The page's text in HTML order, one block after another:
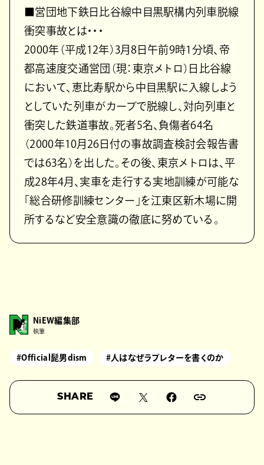
■営団地下鉄日比谷線中目黒駅構内列車脱線
衝突事故とは・・・
2000年（平成12年）3月8日午前9時1分頃、帝
都高速度交通営団（現：東京メトロ）日比谷線
において、恵比寿駅から中目黒駅に入線しよう
としていた列車がカーブで脱線し、対向列車と
衝突した鉄道事故。死者5名、負傷者64名
（2000年10月26日付の事故調査検討会報告書
では63名）を出した。その後、東京メトロは、平
成28年4月、実車を走行する実地訓練が可能な
「総合研修訓練センター」を江東区新木場に開
所するなど安全意識の徹底に努めている。
NiEW編集部
執筆
#Official髭男dism #人はなぜラブレターを書くのか
SHARE